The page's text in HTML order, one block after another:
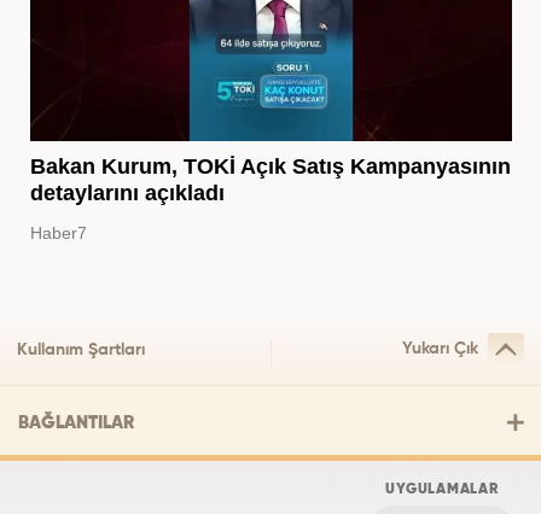
Bakan Kurum, TOKİ Açık Satış Kampanyasının
detaylarını açıkladı
Haber7
Kullanım Şartları Yukarı Çık
BAĞLANTILAR
UYGULAMALAR